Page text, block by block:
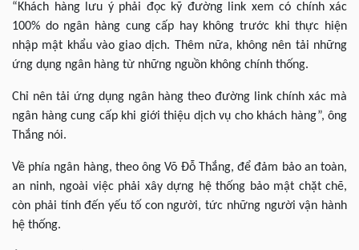
“Khách hàng lưu ý phải đọc kỹ đường link xem có chính xác
100% do ngân hàng cung cấp hay không trước khi thực hiện
nhập mật khẩu vào giao dịch. Thêm nữa, không nên tải những
ứng dụng ngân hàng từ những nguồn không chính thống.
Chỉ nên tải ứng dụng ngân hàng theo đường link chính xác mà
ngân hàng cung cấp khi giới thiệu dịch vụ cho khách hàng”, ông
Thắng nói.
Về phía ngân hàng, theo ông Võ Đỗ Thắng, để đảm bảo an toàn,
an ninh, ngoài việc phải xây dựng hệ thống bảo mật chặt chẽ,
còn phải tính đến yếu tố con người, tức những người vận hành
hệ thống.